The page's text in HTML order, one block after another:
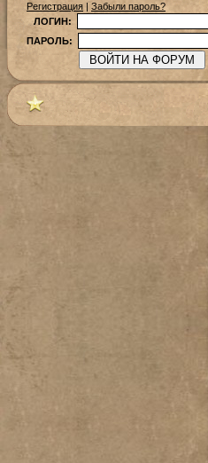
Регистрация | Забыли пароль?
ЛОГИН:
ПАРОЛЬ: